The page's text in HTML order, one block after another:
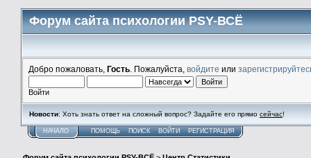
Форум сайта психологии PSY-ВСЁ
Добро пожаловать, Гость . Пожалуйста, войдите или
Войти
Новости: Хоть знать ответ на сложный вопрос? Задайте его прямо сейчас!
НАЧАЛО ПОМОЩЬ ПОИСК ВОЙТИ РЕГИСТРАЦИЯ